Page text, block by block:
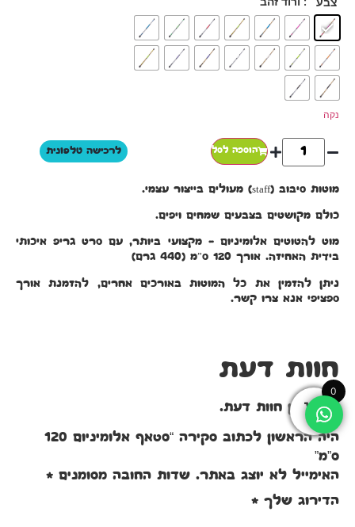
נקה
הוספה לסל לרכישה טלפונית
מוטות סיבוב (staff) מעולים בייצור עצמי.
כולם מקושטים בצבעים שמחים ויפים.
מוט להטוטים אלומיניום – מקצועי ביותר, עם סרט גריפ איכותי
בידית האחיזה. אורך 120 ס”מ (440 גרם)
ניתן להזמין את כל המוטות באורכים אחרים, להזמנת אורך
ספציפי אנא צרו קשר.
חוות דעת
אין עדיין חוות דעת.
היה הראשון לכתוב סקירה “סטאף אלומיניום 120
ס”מ”
האימייל לא יוצג באתר. שדות החובה מסומנים *
הדירוג שלך *
0